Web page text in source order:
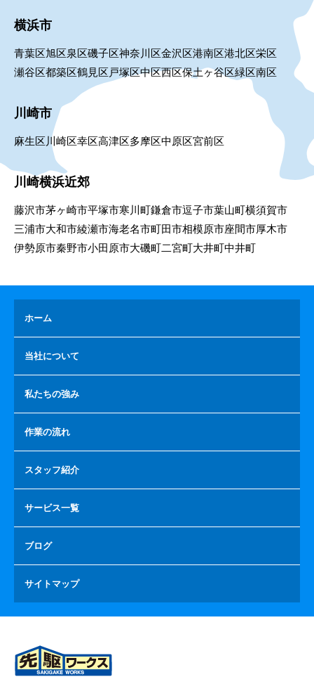
横浜市
青葉区旭区泉区磯子区神奈川区金沢区港南区港北区栄区
瀬谷区都築区鶴見区 戸塚区中区西区保土ヶ谷区緑区南区
川崎市
麻生区 川崎区幸区高津区多摩区中原区宮前区
川崎横浜近郊
藤沢市茅ヶ崎市平塚市寒川町鎌倉市逗子市葉山町横須賀市
三浦市大和市綾瀬市海老名市町田市相模原市座間市厚木市
伊勢原市秦野市小田原市大磯町二宮町大井町中井町
ホーム
当社について
私たちの強み
作業の流れ
スタッフ紹介
サービス一覧
ブログ
サイトマップ